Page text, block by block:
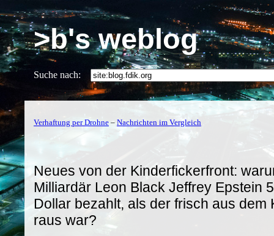
>b's weblog
Suche nach:
Verhaftung per Drohne – Nachrichten im Vergleich
Neues von der Kinderfickerfront:
Milliardär Leon Black Jeffrey Epstein
Dollar bezahlt, als der frisch aus dem
raus war?